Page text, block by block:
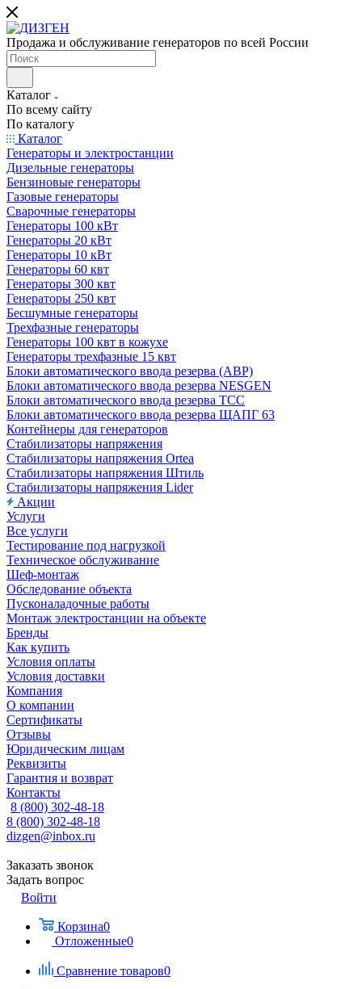
Продажа и обслуживание генераторов по всей России
Каталог
По всему сайту
По каталогу
Каталог
Генераторы и электростанции
Дизельные генераторы
Бензиновые генераторы
Газовые генераторы
Сварочные генераторы
Генераторы 100 кВт
Генераторы 20 кВт
Генераторы 10 кВт
Генераторы 60 квт
Генераторы 300 квт
Генераторы 250 квт
Бесшумные генераторы
Трехфазные генераторы
Генераторы 100 квт в кожухе
Генераторы трехфазные 15 квт
Блоки автоматического ввода резерва (АВР)
Блоки автоматического ввода резерва NESGEN
Блоки автоматического ввода резерва ТСС
Блоки автоматического ввода резерва ЩАПГ 63
Контейнеры для генераторов
Стабилизаторы напряжения
Стабилизаторы напряжения Ortea
Стабилизаторы напряжения Штиль
Стабилизаторы напряжения Lider
Акции
Услуги
Все услуги
Тестирование под нагрузкой
Техническое обслуживание
Шеф-монтаж
Обследование объекта
Пусконаладочные работы
Монтаж электростанции на объекте
Бренды
Как купить
Условия оплаты
Условия доставки
Компания
О компании
Сертификаты
Отзывы
Юридическим лицам
Реквизиты
Гарантия и возврат
Контакты
8 (800) 302-48-18
8 (800) 302-48-18
dizgen@inbox.ru
Заказать звонок
Задать вопрос
Войти
Корзина0
Отложенные0
Сравнение товаров0